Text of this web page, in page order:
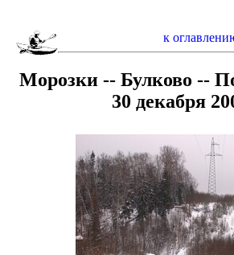
к
Морозки -- Булково --
30 декабря